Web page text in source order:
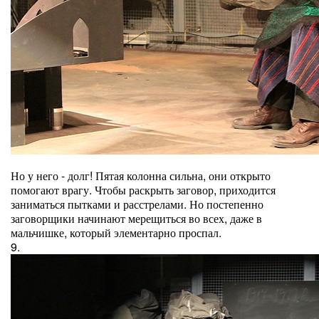
Но у него - долг! Пятая колонна сильна, они открыто
помогают врагу. Чтобы раскрыть заговор, приходится
заниматься пытками и расстрелами. Но постепенно
заговорщики начинают мерещиться во всех, даже в
мальчишке, который элементарно проспал.
9.